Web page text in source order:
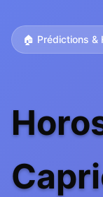
🏠 Prédictions &